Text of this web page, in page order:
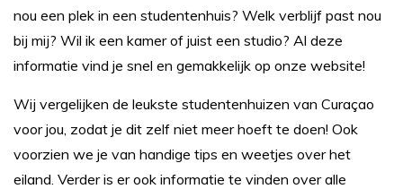
nou een plek in een studentenhuis? Welk verblijf past nou
bij mij? Wil ik een kamer of juist een studio? Al deze
informatie vind je snel en gemakkelijk op onze website!
Wij vergelijken de leukste studentenhuizen van Curaçao
voor jou, zodat je dit zelf niet meer hoeft te doen! Ook
voorzien we je van handige tips en weetjes over het
eiland. Verder is er ook informatie te vinden over alle